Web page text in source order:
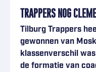
TRAPPERS NOG
Tilburg Trappers
gewonnen van
klassenverschil
de formatie van